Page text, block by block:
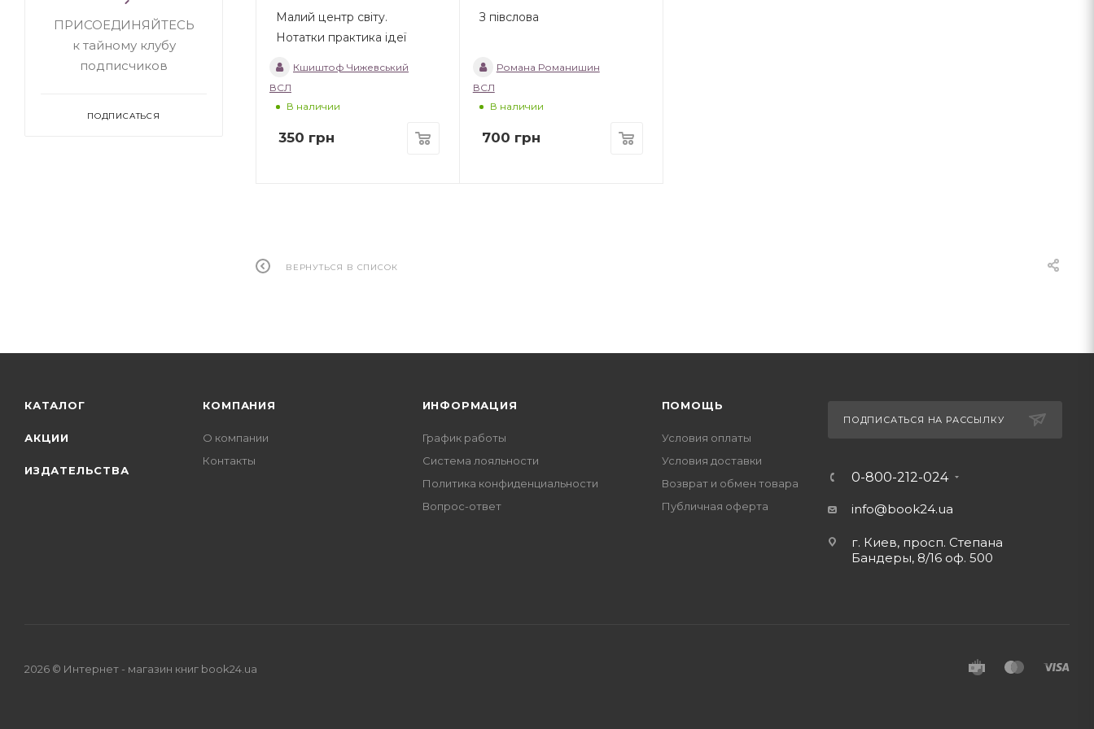
Малий центр світу.
Нотатки практика ідеї
Кшиштоф Чижевський
ВСЛ
В наличии
350 грн
З півслова
Романа Романишин
ВСЛ
В наличии
700 грн
ВЕРНУТЬСЯ В СПИСОК
ПРИСОЕДИНЯЙТЕСЬ
к тайному клубу
подписчиков
ПОДПИСАТЬСЯ
КАТАЛОГ
АКЦИИ
ИЗДАТЕЛЬСТВА
КОМПАНИЯ
О компании
Контакты
ИНФОРМАЦИЯ
График работы
Система лояльности
Политика конфиденциальности
Вопрос-ответ
ПОМОЩЬ
Условия оплаты
Условия доставки
Возврат и обмен товара
Публичная оферта
ПОДПИСАТЬСЯ НА РАССЫЛКУ
0-800-212-024
info@book24.ua
г. Киев, просп. Степана
Бандеры, 8/16 оф. 500
2026 © Интернет - магазин книг book24.ua